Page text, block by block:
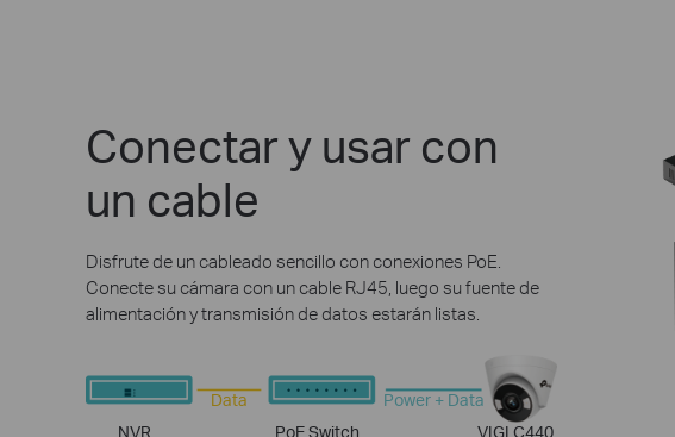
Conectar y usar con
un cable
Disfrute de un cableado sencillo con conexiones PoE.
Conecte su cámara con un cable RJ45, luego su fuente de
alimentación y transmisión de datos estarán listas.
NVR PoE Switch VIGI C440
Data Power + Data